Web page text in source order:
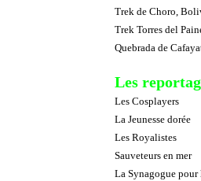
Trek de Choro,
Trek Torres del
Quebrada de
Les
Les Cosplayers
La Jeunesse dorée
Les Royalistes
Sauveteurs en mer
La Synagogue pour